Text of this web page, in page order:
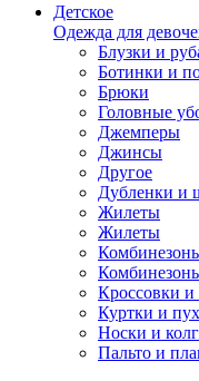
Детское
Одежда для
Блузки и
Ботинки и
Брюки
Головные
Джемперы
Джинсы
Другое
Дубленки и
Жилеты
Жилеты
Кроссовки и
Куртки и
Носки и
Пальто и